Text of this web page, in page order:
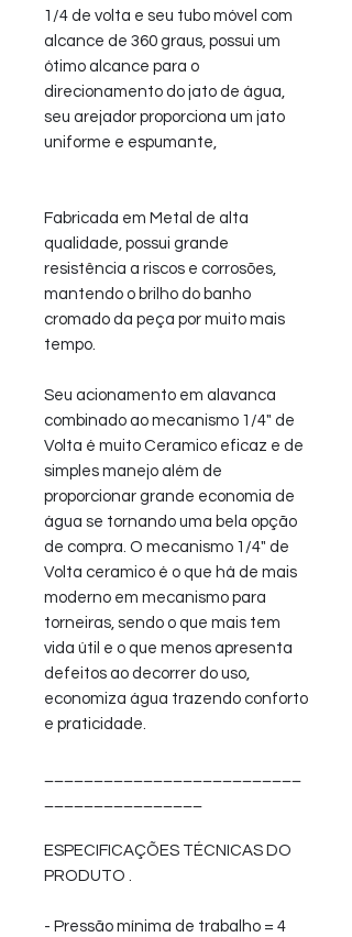
1/4 de volta e seu tubo móvel com
alcance de 360 graus, possui um
ótimo alcance para o
direcionamento do jato de água,
seu arejador proporciona um jato
uniforme e espumante,
Fabricada em Metal de alta
qualidade, possui grande
resistência a riscos e corrosões,
mantendo o brilho do banho
cromado da peça por muito mais
tempo.
Seu acionamento em alavanca
combinado ao mecanismo 1/4" de
Volta é muito Ceramico eficaz e de
simples manejo além de
proporcionar grande economia de
água se tornando uma bela opção
de compra. O mecanismo 1/4" de
Volta ceramico é o que há de mais
moderno em mecanismo para
torneiras, sendo o que mais tem
vida útil e o que menos apresenta
defeitos ao decorrer do uso,
economiza água trazendo conforto
e praticidade.
ESPECIFICAÇÕES TÉCNICAS DO
PRODUTO .
- Pressão mínima de trabalho = 4